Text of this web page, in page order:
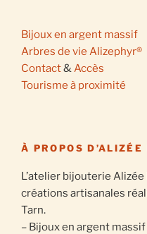
Bijoux en argent massif
Arbres de vie Alizephyr®
Contact&Accès
Tourisme à proximité
À PROPOS D’ALIZÉE
L’atelier bijouterie
créations artisanales
Tarn.
– Bijoux en argent massif